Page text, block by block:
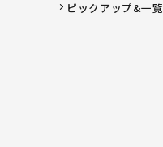
ピックアップ&一覧